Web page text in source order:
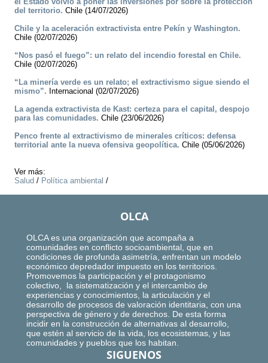
del territorio. Chile (14/07/2026)
Chile y la aceleración extractivista entre Pekín y Washington.
Chile (02/07/2026)
“Nos pasó el fuego”: un relato del incendio forestal en Chile.
Chile (02/07/2026)
“La minería verde es un relato; el extractivismo sigue siendo el
mismo”. Internacional (02/07/2026)
La agenda extractivista de Kast: certeza para el capital, despojo
para las comunidades. Chile (23/06/2026)
Penco frente al extractivismo de minerales críticos: defensa
territorial ante la nueva ofensiva geopolítica. Chile (05/06/2026)
Ver más:
Salud / Política ambiental /
OLCA
OLCA es una organización que acompaña a
comunidades en conflicto socioambiental, que en
condiciones de profunda asimetría, enfrentan un modelo
económico depredador impuesto en los territorios.
Promovemos la participación y el protagonismo
colectivo, la sistematización y el intercambio de
experiencias y conocimientos, la articulación y el
desarrollo de procesos de valoración identitaria, con una
perspectiva de género y de derechos. De esta forma
incidir en la construcción de alternativas al desarrollo,
que estén al servicio de la vida, los ecosistemas, y las
comunidades y pueblos que los habitan.
SIGUENOS